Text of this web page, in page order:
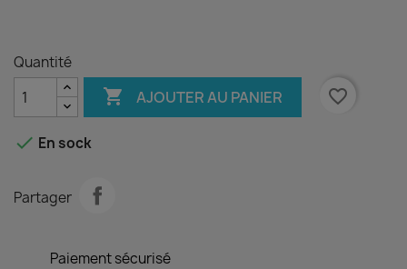
Quantité
 AJOUTER AU PANIER favorite_border
 En sock
Partager
Paiement sécurisé